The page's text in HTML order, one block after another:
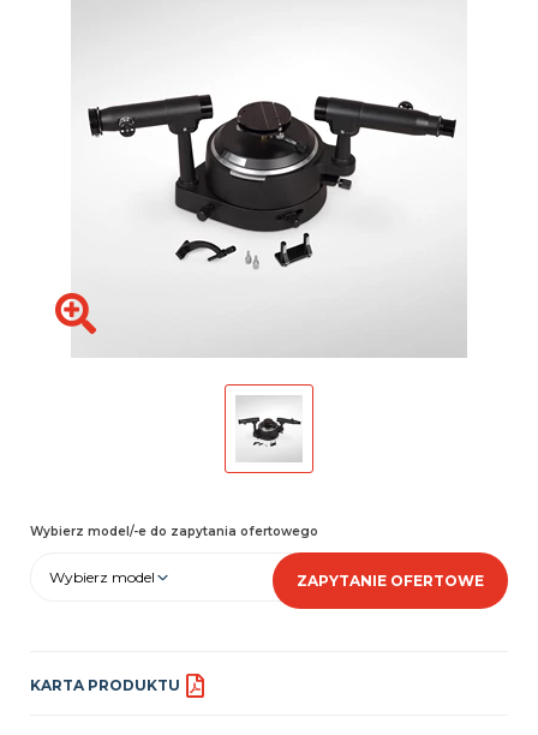
Wybierz model/-e do zapytania ofertowego
Wybierz model ZAPYTANIE OFERTOWE
KARTA PRODUKTU